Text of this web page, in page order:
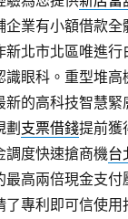
企業有小額借款全
新北市北區唯進行
識眼科。重型堆高
新的高科技智慧
劃 支票借錢提前獲
調度快速搶商機台
最高兩倍現金支付
了專利即可信使